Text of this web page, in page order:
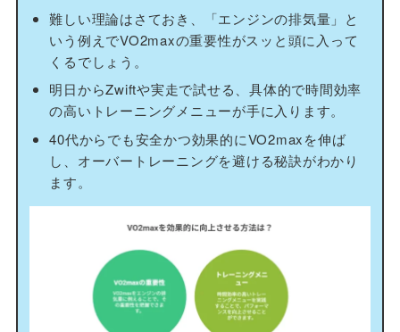
難しい理論はさておき、「エンジンの排気量」と
いう例えでVO2maxの重要性がスッと頭に入って
くるでしょう。
明日からZwiftや実走で試せる、具体的で時間効率
の高いトレーニングメニューが手に入ります。
40代からでも安全かつ効果的にVO2maxを伸ば
し、オーバートレーニングを避ける秘訣がわかり
ます。